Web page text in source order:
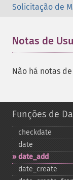
Solicitação de
Notas de
Não há notas
Funções de
checkdate
date
date_​add
date_​create